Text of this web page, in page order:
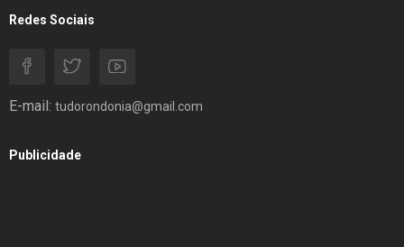
Redes Sociais
E-mail: tudorondonia@gmail.com
Publicidade